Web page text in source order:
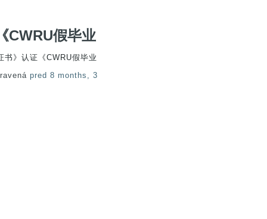
CWRU假毕业
书》认证《CWRU假毕业
pred 8 months, 3